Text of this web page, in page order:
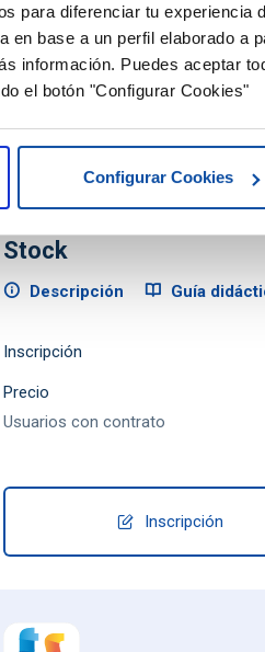
para diferenciar tu
en base a un perfil elaborado a
información. Puedes aceptar
el botón "Configurar Cookies"
Configurar Cookies
Stock
Descripción Guía
Inscripción
Precio
Usuarios con contrato
Inscripción